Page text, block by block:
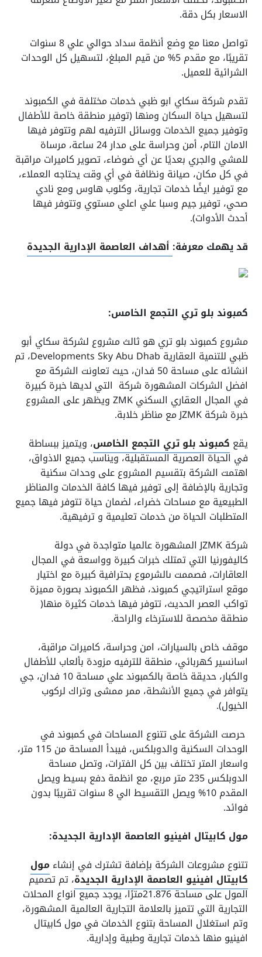
الاسعار بكل دقة.
تواصل معنا مع وضع أنظمة سداد حوالي علي 8 سنوات
تقريبًا، مع مقدم 5% من قيم المبلغ، لتسهيل كل الوحدات
الشرائية للعميل.
تقدم شركة سكاي ابو ظبي خدمات مختلفة في الكمبوند
لتسهيل حياة السكان ومنها (توفير منطقة خاصة للأطفال
وتوفير جميع الخدمات ووسائل الترفيه لهم وتتوفر فيها
الامان التام، أمن وحراسة على مدار 24 ساعة، مرساة
للمشي والجري بعديًا عن أي ضوضاء، تصوير كاميرات مراقبة
في كل مكان، صيانة ونظافة في أي وقت يحتاجه العملاء،
مع توفير ايضًا خدمات تجارية، وكلوب هاوس ومع نادي
صحي، توفير جيم وسبا علي اعلي مستوي وتتوفر فيها
أحدث الأدوات).
قد يهمك معرفة: أهداف العاصمة الإدارية الجديدة
كمبوند بلو تري التجمع الخامس:
مشروع كمبوند بلو تري هو ثالث مشروع لشركة سكاي أبو
ظبي للتنمية العقارية Developments Sky Abu Dhab، تم
انشائه على مساحة 50 فدان، حيث تعاونت الشركة مع
افضل الشركات المشهورة شركة التي لديها خبرة كبيرة
في المجال العقاري السكني ZMK ويظهر على المشروع
خبرة شركة JZMK مع مناظر خلابة.
يقع كمبوند بلو تري التجمع الخامس، ويتميز ببساطة
في الحياة العصرية المستقبلية، ويناسب جميع الاذواق،
اهتمت الشركة بتقسيم المشروع على وحدات سكنية
وتجارية بالإضافة إلى توفير فيها كافة الخدمات والمناظر
الطبيعية مع مساحات خضراء، لضمان حياة تتوفر فيها جميع
المتطلبات الحياة من خدمات تعليمية و ترفيهية.
شركة JZMK المشهورة عالميا متواجدة في دولة
كاليفورنيا التي تمتلك خبرات كبيرة وواسعة في المجال
العاقارات، فصممت ىالشرموع بحترافية كبيرة مع اختيار
موقع استراتيجي كمبوند، فظهر الكمبوند بصورة مميزة
تواكب العصر الحديث، تتوفر فيها خدمات كثيرة منها(
منطقة مخصصة للاسترخاء والراحة.
موقف خاص بالسيارات، امن وحراسة، كاميرات مراقبة،
اسانسير كهربائي، منطقة للترفيه مزودة بألعاب للأطفال
والكبار، حديقة خاصة بالكمبوند علي مساحة 10 فدان، جي
يتوافر في جميع الأنشطة، ممر ممشى وتراك لركوب
الخيول).
حرصت الشركة على تتنوع المساحات في كمبوند في
الوحدات السكنية والدوبلكس، فيبدأ المساحة من 115 متر،
واسعار المتر تختلف بين كل الفترات، وتصل مساحة
الدوبلكس 235 متر مربع، مع انظمة دفع بسيط ويصل
المقدم 10% ويصل التقسيط الي 8 سنوات تقريبًا بدون
فوائد.
مول كابيتال افينيو العاصمة الإدارية الجديدة:
تتنوع مشروعات الشركة بإضافة تشترك في إنشاءمول
كابيتال افينيو العاصمة الإدارية الجديدة، تم تصميم
المول على مساحة 21.876مترًا، يوجد جميع انواع المحلات
التجارية التي تتميز بالعلامة التجارية العالمية المشهورة،
وتم استغلال المساحة بتنوع الخدمات في مول كابيتال
افينيو منها خدمات تجارية وطبية وإدارية.